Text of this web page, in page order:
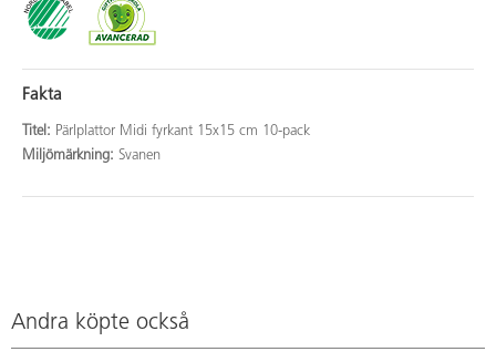
Fakta
Titel: Pärlplattor Midi fyrkant 15x15 cm 10-pack
Miljömärkning: Svanen
Andra köpte också